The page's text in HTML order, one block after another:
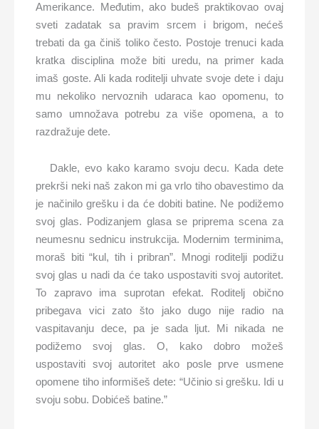
Amerikance. Međutim, ako budeš praktikovao ovaj
sveti zadatak sa pravim srcem i brigom, nećeš
trebati da ga činiš toliko često. Postoje trenuci kada
kratka disciplina može biti uredu, na primer kada
imaš goste. Ali kada roditelji uhvate svoje dete i daju
mu nekoliko nervoznih udaraca kao opomenu, to
samo umnožava potrebu za više opomena, a to
razdražuje dete.
Dakle, evo kako karamo svoju decu. Kada dete
prekrši neki naš zakon mi ga vrlo tiho obavestimo da
je načinilo grešku i da će dobiti batine. Ne podižemo
svoj glas. Podizanjem glasa se priprema scena za
neumesnu sednicu instrukcija. Modernim terminima,
moraš biti “kul, tih i pribran”. Mnogi roditelji podižu
svoj glas u nadi da će tako uspostaviti svoj autoritet.
To zapravo ima suprotan efekat. Roditelj obično
pribegava vici zato što jako dugo nije radio na
vaspitavanju dece, pa je sada ljut. Mi nikada ne
podižemo svoj glas. O, kako dobro možeš
uspostaviti svoj autoritet ako posle prve usmene
opomene tiho informišeš dete: “Učinio si grešku. Idi u
svoju sobu. Dobićeš batine.”